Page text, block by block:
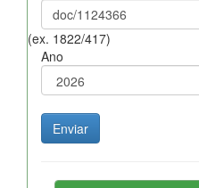
(ex. 1822/417)
Ano